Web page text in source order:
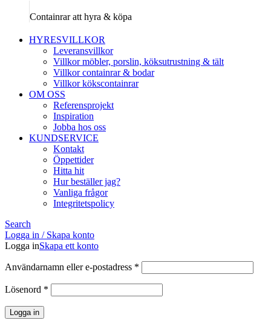
Containrar att hyra & köpa
HYRESVILLKOR
Leveransvillkor
Villkor möbler, porslin, köksutrustning & tält
Villkor containrar & bodar
Villkor kökscontainrar
OM OSS
Referensprojekt
Inspiration
Jobba hos oss
KUNDSERVICE
Kontakt
Öppettider
Hitta hit
Hur beställer jag?
Vanliga frågor
Integritetspolicy
Search
Logga in / Skapa konto
Logga inSkapa ett konto
Användarnamn eller e-postadress *
Lösenord *
Logga in